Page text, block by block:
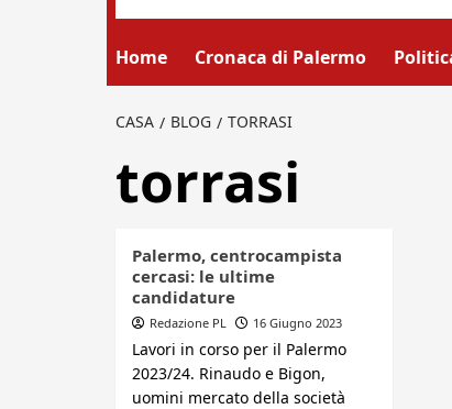
Home Cronaca di Palermo
CASA BLOG TORRASI
torrasi
Palermo, centrocampista
cercasi: le ultime
candidature
Redazione PL 16 Giugno 2023
Lavori in corso per il Palermo
2023/24. Rinaudo e Bigon,
uomini mercato della società